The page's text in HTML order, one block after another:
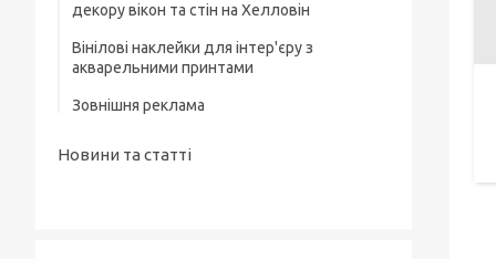
декору вікон та стін на Хелловін
Вінілові наклейки для інтер'єру з
акварельними принтами
Зовнішня реклама
Новини та статті